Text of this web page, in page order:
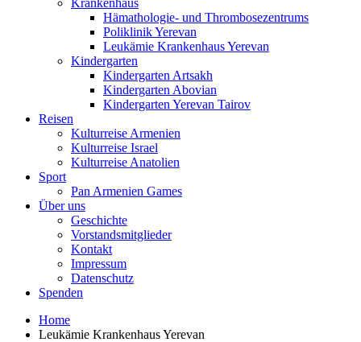
Krankenhaus
Hämathologie- und Thrombosezentrums
Poliklinik Yerevan
Leukämie Krankenhaus Yerevan
Kindergarten
Kindergarten Artsakh
Kindergarten Abovian
Kindergarten Yerevan Tairov
Reisen
Kulturreise Armenien
Kulturreise Israel
Kulturreise Anatolien
Sport
Pan Armenien Games
Über uns
Geschichte
Vorstandsmitglieder
Kontakt
Impressum
Datenschutz
Spenden
Home
Leukämie Krankenhaus Yerevan